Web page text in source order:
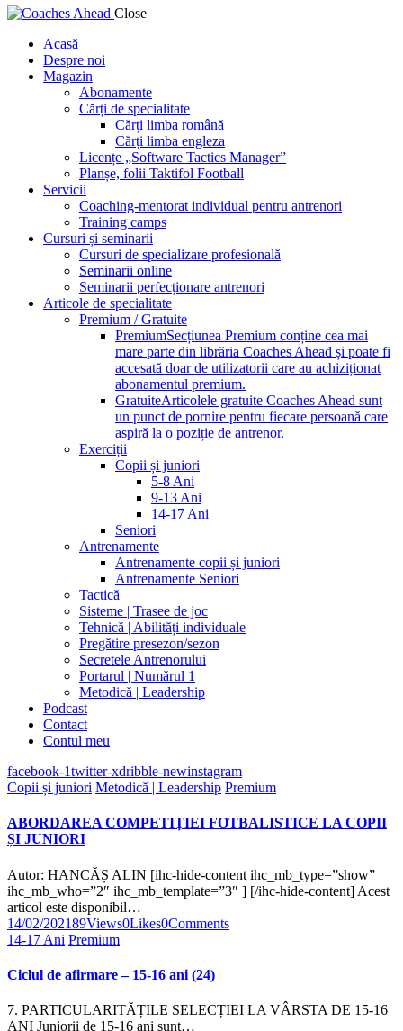
Close
Acasă
Despre noi
Magazin
Abonamente
Cărți de specialitate
Cărți limba română
Cărți limba engleza
Licențe „Software Tactics Manager”
Planșe, folii Taktifol Football
Servicii
Coaching-mentorat individual pentru antrenori
Training camps
Cursuri și seminarii
Cursuri de specializare profesională
Seminarii online
Seminarii perfecționare antrenori
Articole de specialitate
Premium / Gratuite
PremiumSecțiunea Premium conține cea mai
mare parte din librăria Coaches Ahead și poate fi
accesată doar de utilizatorii care au achiziționat
abonamentul premium.
GratuiteArticolele gratuite Coaches Ahead sunt
un punct de pornire pentru fiecare persoană care
aspiră la o poziție de antrenor.
Exerciții
Copii și juniori
5-8 Ani
9-13 Ani
14-17 Ani
Seniori
Antrenamente
Antrenamente copii și juniori
Antrenamente Seniori
Tactică
Sisteme | Trasee de joc
Tehnică | Abilități individuale
Pregătire presezon/sezon
Secretele Antrenorului
Portarul | Numărul 1
Metodică | Leadership
Podcast
Contact
Contul meu
facebook-1twitter-xdribble-newinstagram
Copii și juniori Metodică | Leadership Premium
ABORDAREA COMPETIȚIEI FOTBALISTICE LA COPII
ȘI JUNIORI
Autor: HANCĂȘ ALIN [ihc-hide-content ihc_mb_type=”show”
ihc_mb_who=”2″ ihc_mb_template=”3″ ] [/ihc-hide-content] Acest
articol este disponibil…
14/02/202189Views0Likes0Comments
14-17 Ani Premium
Ciclul de afirmare – 15-16 ani (24)
7. PARTICULARITĂȚILE SELECȚIEI LA VÂRSTA DE 15-16
ANI Juniorii de 15-16 ani sunt…